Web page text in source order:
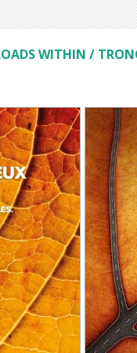
WITHIN /